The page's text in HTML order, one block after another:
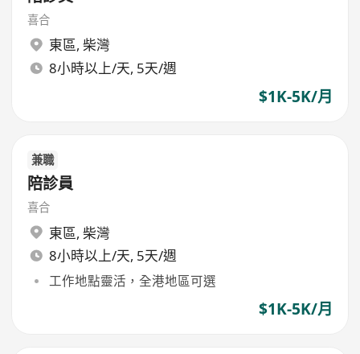
喜合
東區, 柴灣
8小時以上/天, 5天/週
$1K-5K/月
兼職
陪診員
喜合
東區, 柴灣
8小時以上/天, 5天/週
工作地點靈活，全港地區可選
$1K-5K/月